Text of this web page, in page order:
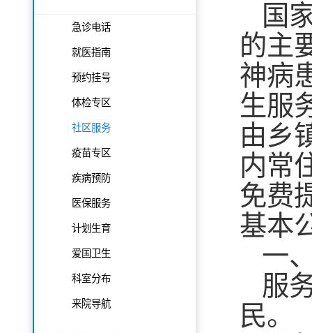
急诊电话
就医指南
预约挂号
体检专区
社区服务
疫苗专区
疾病预防
医保服务
计划生育
爱国卫生
科室分布
来院导航
国
的主
神病
生服
由乡
内常
免费
基本
一
服
民